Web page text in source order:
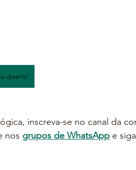
quero!
inscreva-se no canal da
nos grupos de WhatsApp e